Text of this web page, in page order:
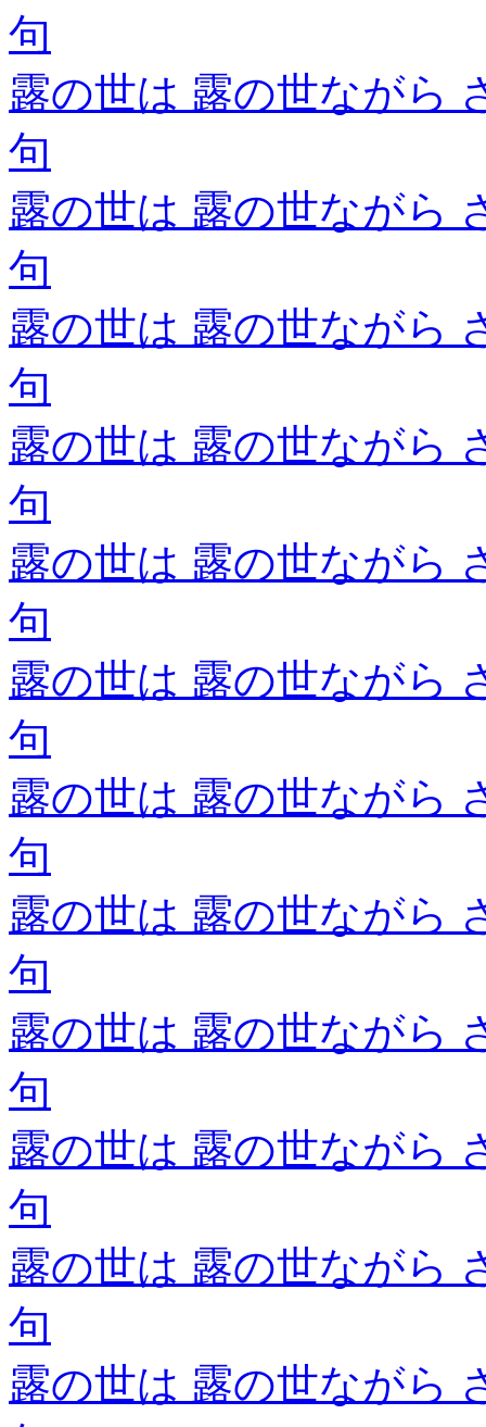
句
露の世は 露の世ながら
句
露の世は 露の世ながら
句
露の世は 露の世ながら
句
露の世は 露の世ながら
句
露の世は 露の世ながら
句
露の世は 露の世ながら
句
露の世は 露の世ながら
句
露の世は 露の世ながら
句
露の世は 露の世ながら
句
露の世は 露の世ながら
句
露の世は 露の世ながら
句
露の世は 露の世ながら